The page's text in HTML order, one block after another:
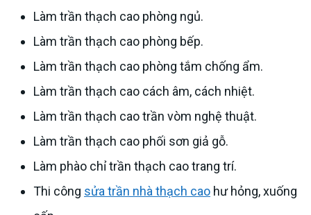
Làm trần thạch cao phòng ngủ.
Làm trần thạch cao phòng bếp.
Làm trần thạch cao phòng tắm chống ẩm.
Làm trần thạch cao cách âm, cách nhiệt.
Làm trần thạch cao trần vòm nghệ thuật.
Làm trần thạch cao phối sơn giả gỗ.
Làm phào chỉ trần thạch cao trang trí.
Thi công sửa trần nhà thạch cao hư hỏng, xuống